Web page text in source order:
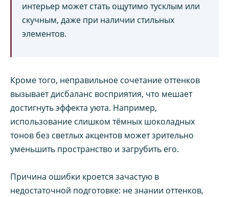
интерьер может стать ощутимо тусклым или
скучным, даже при наличии стильных
элементов.
Кроме того, неправильное сочетание оттенков
вызывает дисбаланс восприятия, что мешает
достигнуть эффекта уюта. Например,
использование слишком тёмных шоколадных
тонов без светлых акцентов может зрительно
уменьшить пространство и загрубить его.
Причина ошибки кроется зачастую в
недостаточной подготовке: не знании оттенков,